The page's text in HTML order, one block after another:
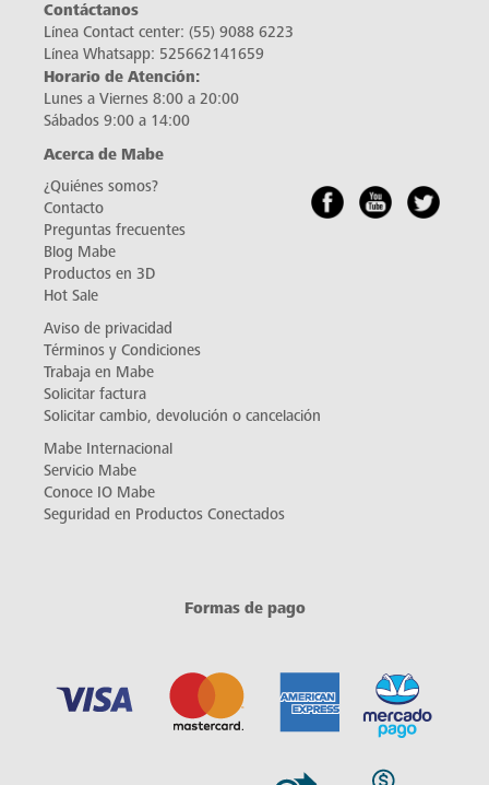
Contáctanos
Línea Contact center: (55) 9088 6223
Línea Whatsapp: 525662141659
Horario de Atención:
Lunes a Viernes 8:00 a 20:00
Sábados 9:00 a 14:00
Acerca de Mabe
¿Quiénes somos?
Contacto
Preguntas frecuentes
Blog Mabe
Productos en 3D
Hot Sale
Aviso de privacidad
Términos y Condiciones
Trabaja en Mabe
Solicitar factura
Solicitar cambio, devolución o cancelación
Mabe Internacional
Servicio Mabe
Conoce IO Mabe
Seguridad en Productos Conectados
Formas de pago